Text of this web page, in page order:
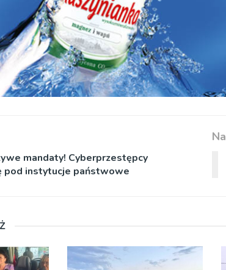
mandaty! Cyberprzestępcy
pod instytucje państwowe